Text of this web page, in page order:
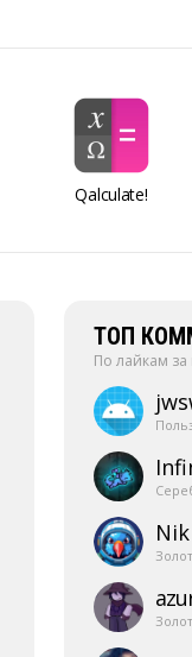
Qalculate!
ТОП
По лайкам